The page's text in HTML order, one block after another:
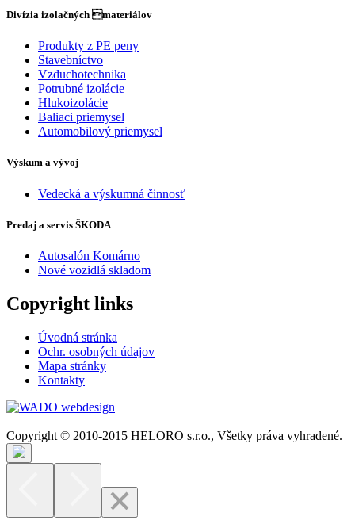
Divízia izolačných materiálov
Produkty z PE peny
Stavebníctvo
Vzduchotechnika
Potrubné izolácie
Hlukoizolácie
Baliaci priemysel
Automobilový priemysel
Výskum a vývoj
Vedecká a výskumná činnosť
Predaj a servis ŠKODA
Autosalón Komárno
Nové vozidlá skladom
Copyright links
Úvodná stránka
Ochr. osobných údajov
Mapa stránky
Kontakty
Copyright © 2010-2015 HELORO s.r.o., Všetky práva vyhradené.